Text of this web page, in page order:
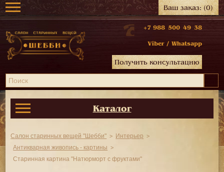
Ваш заказ:(0)
+7 988 500 49 38
Viber / Whatsapp
Получить консультацию
Каталог
Салон старинных вещей "Шебби"
Интерьер
Антикварная живопись - картины
Старинная картина "Натюрморт с фруктами"